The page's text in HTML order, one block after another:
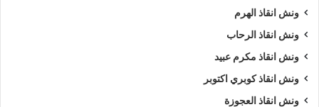
ونش انقاذ الهرم
ونش انقاذ الرحاب
ونش انقاذ مكرم عبيد
ونش انقاذ كوبري اكتوبر
ونش انقاذ العجوزة